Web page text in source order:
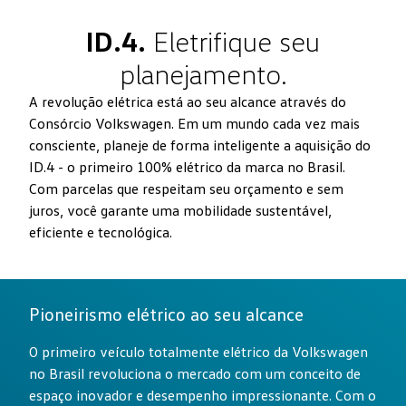
ID.4. Eletrifique seu
planejamento.
A revolução elétrica está ao seu alcance através do
Consórcio Volkswagen. Em um mundo cada vez mais
consciente, planeje de forma inteligente a aquisição do
ID.4 - o primeiro 100% elétrico da marca no Brasil.
Com parcelas que respeitam seu orçamento e sem
juros, você garante uma mobilidade sustentável,
eficiente e tecnológica.
Pioneirismo elétrico ao seu alcance
O primeiro veículo totalmente elétrico da Volkswagen
no Brasil revoluciona o mercado com um conceito de
espaço inovador e desempenho impressionante. Com o